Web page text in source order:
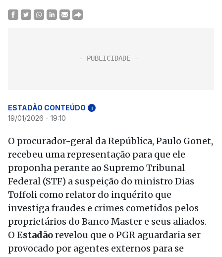
ESTADÃO CONTEÚDO i
19/01/2026 - 19:10
O procurador-geral da República, Paulo Gonet,
recebeu uma representação para que ele
proponha perante ao Supremo Tribunal
Federal (STF) a suspeição do ministro Dias
Toffoli como relator do inquérito que
investiga fraudes e crimes cometidos pelos
proprietários do Banco Master e seus aliados.
O Estadãorevelou que o PGR aguardaria ser
provocado por agentes externos para se